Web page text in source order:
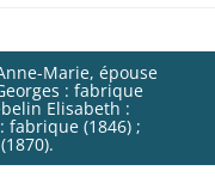
Marie, épouse
: fabrique
Elisabeth :
fabrique (1846) ;